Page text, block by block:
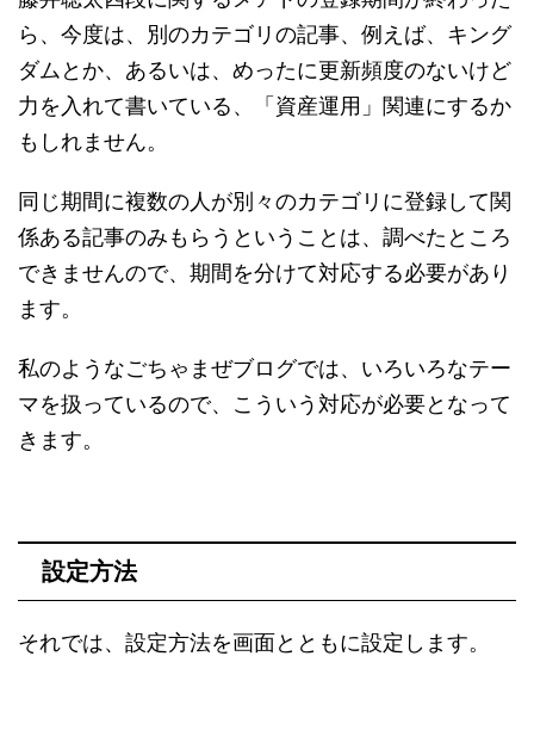
ら、今度は、別のカテゴリの記事、例えば、キング
ダムとか、あるいは、めったに更新頻度のないけど
力を入れて書いている、「資産運用」関連にするか
もしれません。
同じ期間に複数の人が別々のカテゴリに登録して関
係ある記事のみもらうということは、調べたところ
できませんので、期間を分けて対応する必要があり
ます。
私のようなごちゃまぜブログでは、いろいろなテー
マを扱っているので、こういう対応が必要となって
きます。
設定方法
それでは、設定方法を画面とともに設定します。